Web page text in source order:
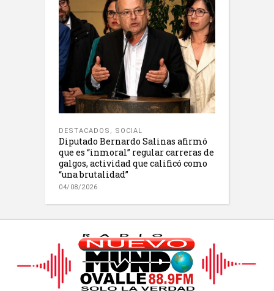
DESTACADOS , SOCIAL
Diputado Bernardo Salinas afirmó
que es “inmoral” regular carreras de
galgos, actividad que calificó como
“una brutalidad”
04/08/2026